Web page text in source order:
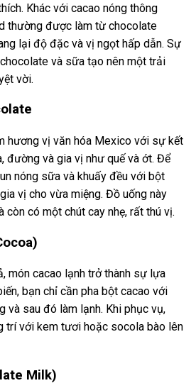
Khác với cacao nóng thông
thường được làm từ chocolate
lại độ đặc và vị ngọt hấp dẫn. Sự
và sữa tạo nên một trải
vời.
hương vị văn hóa Mexico với sự kết
đường và gia vị như quế và ớt. Để
nóng sữa và khuấy đều với bột
vị cho vừa miệng. Đồ uống này
còn có một chút cay nhẹ, rất thú vị.
món cacao lạnh trở thành sự lựa
bạn chỉ cần pha bột cacao với
và sau đó làm lạnh. Khi phục vụ,
trí với kem tươi hoặc socola bào lên
Milk)